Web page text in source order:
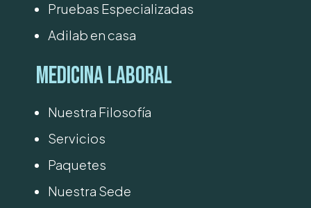
Pruebas Especializadas
Adilab en casa
Medicina Laboral
Nuestra Filosofía
Servicios
Paquetes
Nuestra Sede